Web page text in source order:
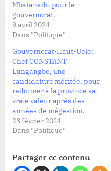
Mbatanadu pour le
gouvernorat.
9 avril 2024
Dans "Politique"
Gouvernorat-Haut-Uele:
Chef CONSTANT
Lungangbe, une
candidature méritée, pour
redonner à la province sa
vraie valeur après des
années de mégestion.
23 février 2024
Dans "Politique"
Partager ce contenu